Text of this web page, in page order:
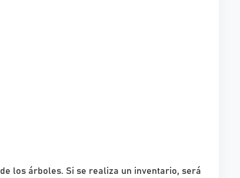
los árboles. Si se realiza un inventario, será